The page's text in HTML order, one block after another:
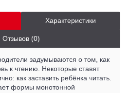
Характеристики
Отзывов (0)
задумываются о том, как
к чтению. Некоторые ставят
как заставить ребёнка читать.
формы монотонной